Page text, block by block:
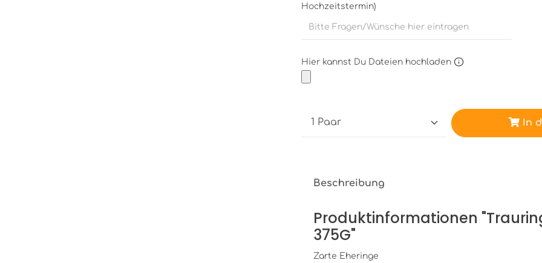
Hochzeitstermin)
Hier kannst Du Dateien hochladen
In
Beschreibung
Produktinformationen
375G"
Zarte Eheringe